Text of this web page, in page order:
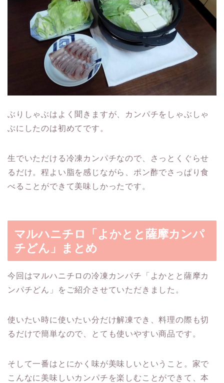
ぶりしゃぶはよく聞きますが、カンパチをしゃぶしゃ
ぶにしたのは初めてです。
生でいただける冷凍カンパチなので、さっとくぐらせ
るだけ。程よい脂を感じながら、ポン酢でさっぱり食
べることができて美味しかったです。
マルハニチロ「よかとと薩摩カンパ
チどん」まとめ
今回はマルハニチロの冷凍カンパチ「よかとと薩摩カ
ンパチどん」をご紹介させていただきました。
使いたい時に使いたい分だけ解凍でき、料理の際も切
るだけで簡単なので、とても使いやすい商品です。
そして一番はとにかく味が美味しいということ。家で
こんなに美味しいカンパチを楽しむことができて、本